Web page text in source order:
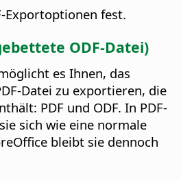
Exportoptionen fest.
ODF-Datei)
es Ihnen, das
Datei zu exportieren, die
PDF und ODF. In PDF-
sich wie eine normale
bleibt sie dennoch